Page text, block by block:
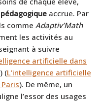
accrue. Par
comme Adaptiv’Math
les activités au
à suivre
artificielle dans
) (L’intelligence artificielle
). De même, un
l’essor des usages